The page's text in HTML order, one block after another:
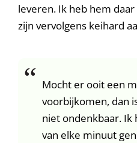
leveren. Ik heb hem
zijn vervolgens keihard
Mocht er ooit een
voorbijkomen, dan
niet ondenkbaar. Ik
van elke minuut